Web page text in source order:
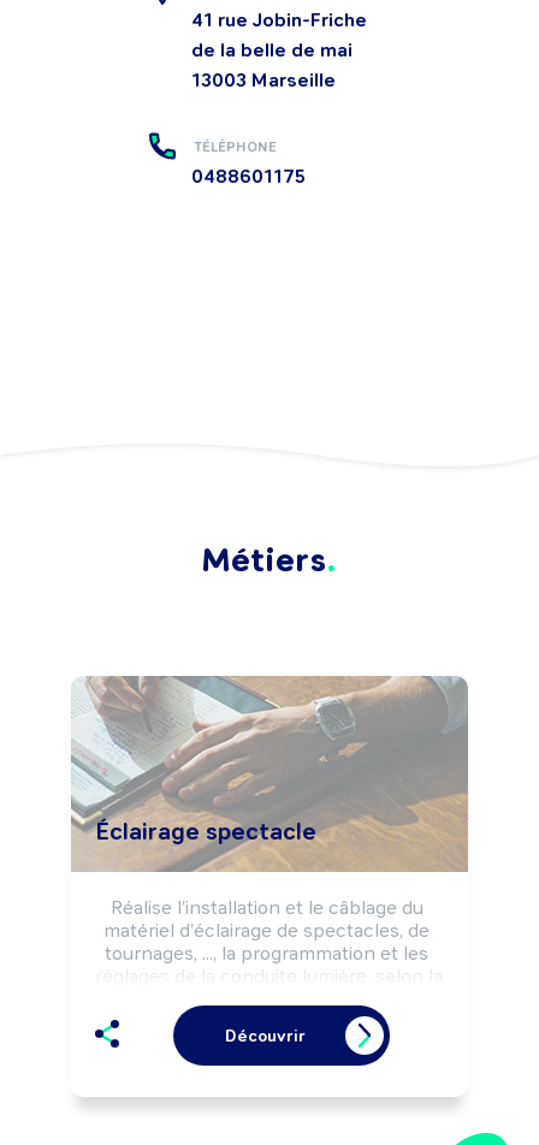
41 rue Jobin-Friche
de la belle de mai
13003 Marseille
TÉLÉPHONE
0488601175
Métiers
Éclairage spectacle
Réalise l'installation et le câblage du
matériel d'éclairage de spectacles, de
tournages, ..., la programmation et les
réglages de la conduite lumière, selon la
impératifs de la production
(programmation, budgets, ...).
Effectue l'entretien et la maintenance
Peut concevoir les lumières d'un
Découvrir